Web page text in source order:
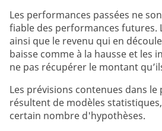
Les performances passées ne
fiable des performances futures.
ainsi que le revenu qui en
baisse comme à la hausse et les
ne pas récupérer le montant
Les prévisions contenues dans
résultent de modèles
certain nombre d'hypothèses.